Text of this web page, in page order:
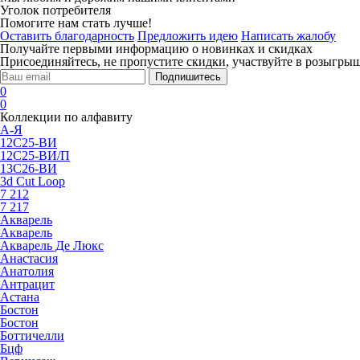
Уголок потребителя
Помогите нам стать лучше!
Оставить благодарность Предложить идею Написать жалобу
Получайте первыми информацию о новинках и скидках
Присоединяйтесь, не пропустите скидки, участвуйте в
Подпишитесь
0
0
Коллекции по алфавиту
А-Я
12С25-ВИ
12С25-ВИ/П
13С26-ВИ
3d Cut Loop
7 212
7 217
Акварель
Акварель
Акварель Де Люкс
Анастасия
Анатолия
Антрацит
Астана
Бостон
Бостон
Боттичелли
Бцф